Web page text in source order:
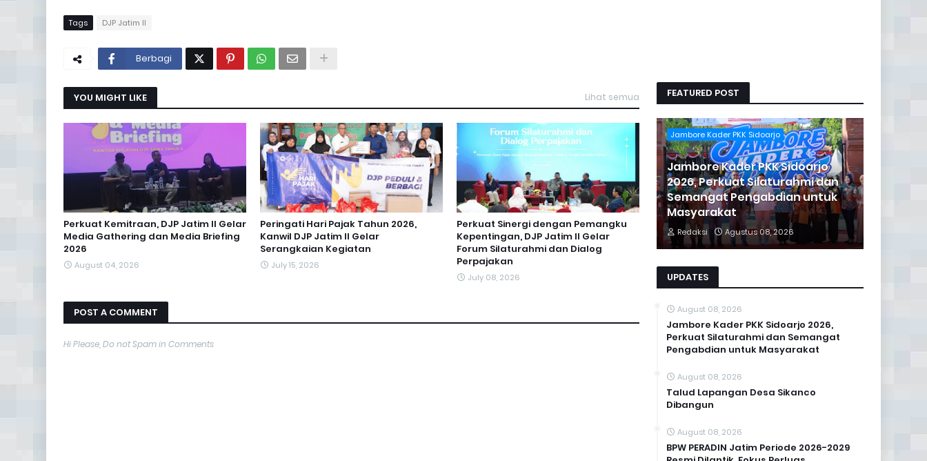
Tags DJP Jatim II
Berbagi
YOU MIGHT LIKE Lihat semua
Perkuat Kemitraan, DJP Jatim II Gelar
Media Gathering dan Media Briefing
2026
August 04, 2026
Peringati Hari Pajak Tahun 2026,
Kanwil DJP Jatim II Gelar
Serangkaian Kegiatan
July 15, 2026
Perkuat Sinergi dengan Pemangku
Kepentingan, DJP Jatim II Gelar
Forum Silaturahmi dan Dialog
Perpajakan
July 08, 2026
POST A COMMENT
Hi Please, Do not Spam in Comments
FEATURED POST
Jambore Kader PKK Sidoarjo
Jambore Kader PKK Sidoarjo
2026, Perkuat Silaturahmi dan
Semangat Pengabdian untuk
Masyarakat
Redaksi Agustus 08, 2026
UPDATES
August 08, 2026
Jambore Kader PKK Sidoarjo 2026,
Perkuat Silaturahmi dan Semangat
Pengabdian untuk Masyarakat
August 08, 2026
Talud Lapangan Desa Sikanco
Dibangun
August 08, 2026
BPW PERADIN Jatim Periode 2026-2029